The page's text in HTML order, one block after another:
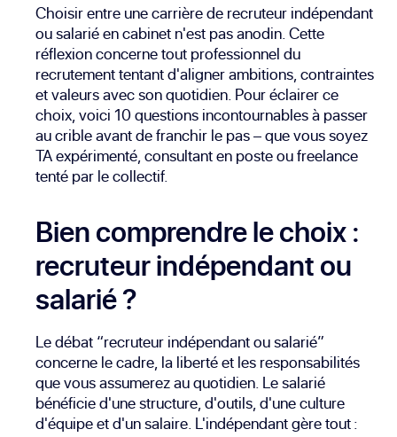
Choisir entre une carrière de recruteur indépendant
ou salarié en cabinet n'est pas anodin. Cette
réflexion concerne tout professionnel du
recrutement tentant d'aligner ambitions, contraintes
et valeurs avec son quotidien. Pour éclairer ce
choix, voici 10 questions incontournables à passer
au crible avant de franchir le pas – que vous soyez
TA expérimenté, consultant en poste ou freelance
tenté par le collectif.
Bien comprendre le choix :
recruteur indépendant ou
salarié ?
Le débat “recruteur indépendant ou salarié”
concerne le cadre, la liberté et les responsabilités
que vous assumerez au quotidien. Le salarié
bénéficie d'une structure, d'outils, d'une culture
d'équipe et d'un salaire. L'indépendant gère tout :